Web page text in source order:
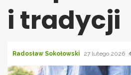
i tradycji
Radosław Sokołowski 27 lutego 2026